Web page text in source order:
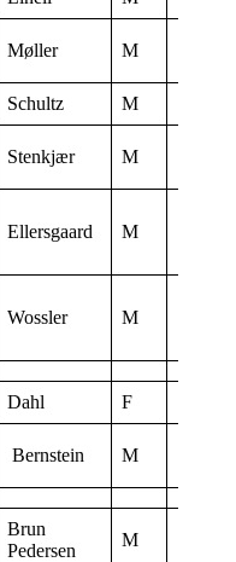
Møller M
Schultz M
Stenkjær M
Ellersgaard M
Wossler M
Dahl F
Bernstein M
Brun
Pedersen
M